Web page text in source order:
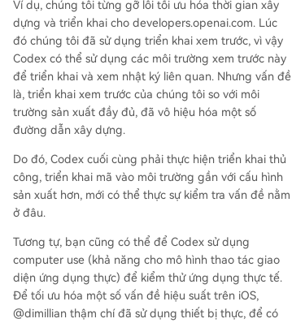
Ví dụ, chúng tôi từng gỡ lỗi tối ưu hóa thời gian xây
dựng và triển khai cho developers.openai.com. Lúc
đó chúng tôi đã sử dụng triển khai xem trước, vì vậy
Codex có thể sử dụng các môi trường xem trước này
để triển khai và xem nhật ký liên quan. Nhưng vấn đề
là, triển khai xem trước của chúng tôi so với môi
trường sản xuất đầy đủ, đã vô hiệu hóa một số
đường dẫn xây dựng.
Do đó, Codex cuối cùng phải thực hiện triển khai thủ
công, triển khai mã vào môi trường gần với cấu hình
sản xuất hơn, mới có thể thực sự kiểm tra vấn đề nằm
ở đâu.
Tương tự, bạn cũng có thể để Codex sử dụng
computer use (khả năng cho mô hình thao tác giao
diện ứng dụng thực) để kiểm thử ứng dụng thực tế.
Để tối ưu hóa một số vấn đề hiệu suất trên iOS,
@dimillian thậm chí đã sử dụng thiết bị thực, để có